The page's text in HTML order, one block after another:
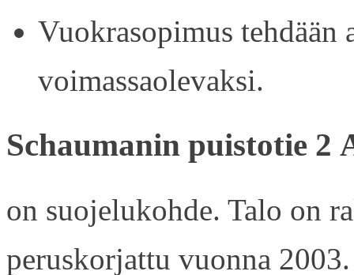
Vuokrasopimus tehdään
voimassaolevaksi.
Schaumanin puistotie 2
on suojelukohde. Talo on
peruskorjattu vuonna 2003.